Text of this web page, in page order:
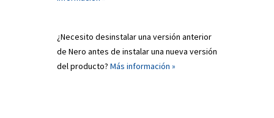
¿Necesito desinstalar una versión anterior
de Nero antes de instalar una nueva versión
del producto? Más información »